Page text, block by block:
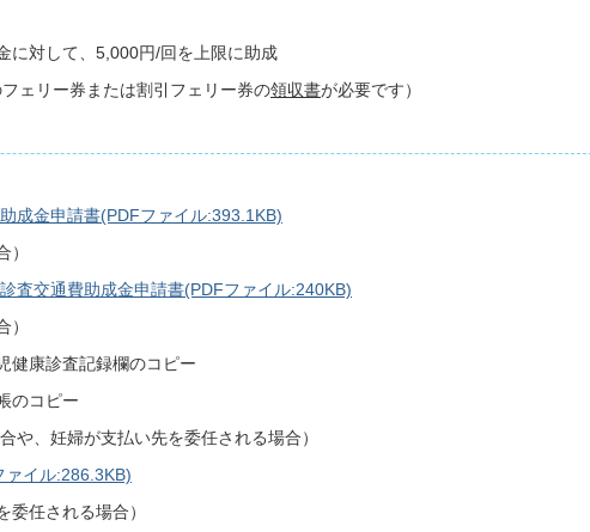
に対して、5,000円/回を上限に助成
ェリー券または割引フェリー券の領収書が必要です）
成金申請書(PDFファイル:393.1KB)
）
査交通費助成金申請書(PDFファイル:240KB)
）
健康診査記録欄のコピー
のコピー
や、妊婦が支払い先を委任される場合）
イル:286.3KB)
委任される場合）